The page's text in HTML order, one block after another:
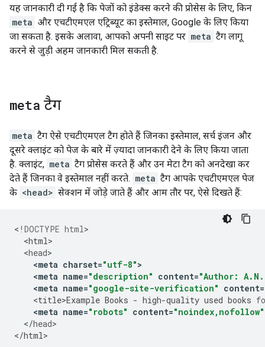
यह जानकारी दी गई है कि पेजों को इंडेक्स करने की प्रोसेस के लिए, किन
meta और एचटीएमएल एट्रिब्यूट का इस्तेमाल, Google के लिए किया
जा सकता है. इसके अलावा, आपको अपनी साइट पर meta टैग लागू
करने से जुड़ी अहम जानकारी मिल सकती है.
meta टैग
meta टैग ऐसे एचटीएमएल टैग होते हैं जिनका इस्तेमाल, सर्च इंजन और
दूसरे क्लाइंट को पेज के बारे में ज़्यादा जानकारी देने के लिए किया जाता
है. क्लाइंट, meta टैग प्रोसेस करते हैं और उन मेटा टैग को अनदेखा कर
देते हैं जिनका वे इस्तेमाल नहीं करते. meta टैग आपके एचटीएमएल पेज
के <head> सेक्शन में जोड़े जाते हैं और आम तौर पर, ऐसे दिखते हैं:
< !DOCTYPE html
<html
<head
<meta charset="utf-8">
<meta name="description" content="Author:
<meta name="google-site-verification" content=
<title>Example Books - high-quality used books
<meta name="robots" content="noindex,nofollow"
</head>
</html>